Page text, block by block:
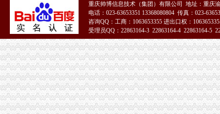
海关登记,海关登记手续-北京58同城
办海关进出口证书延期需要什么手续？-实务问答-中国物流交易中心
进出口货物收发货人报关注册登记证书
苏州关务天空苏州区外企业送货园区综保区申请分送集报所需资料及流
进出口货物收发货人海关注册登记证变更所需材料
海关报关单位注册登记证书
报关企业注册登记审批-石家庄资质审批-石家庄公司注册-石家庄代理
中山市：海关新政便利4900多家企业-中新网
海关报关注册登记证书
全国张海关登记备案“一照一码”营业执照在南沙自贸区发出_网易
海关注册登记证三年一换的具体操作是-直辖市上海咨询信息
重庆帅博信息技术（集团）有限公司 地址：重庆
电话：023-63653351 13368080804 传真：023-
咨询QQ：工商：1063653355 进出口权：
受理员QQ：22863164-3 22863164-4 22863164-5